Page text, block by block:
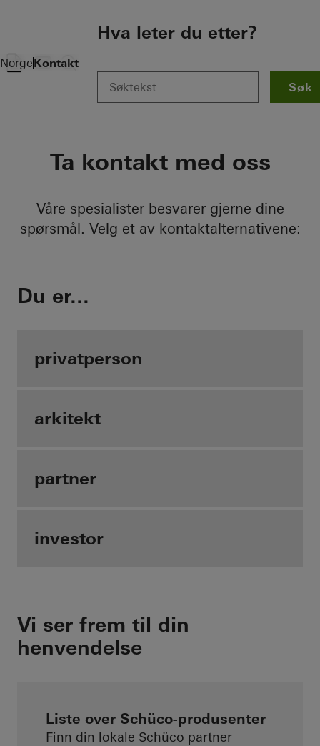
Hva leter du etter?
Søk
NorgeKontakt
Ta kontakt med oss
Våre spesialister besvarer gjerne dine
spørsmål. Velg et av kontaktalternativene:
Du er...
privatperson
arkitekt
partner
investor
Vi ser frem til din
henvendelse
Liste over Schüco-produsenter
Finn din lokale Schüco partner